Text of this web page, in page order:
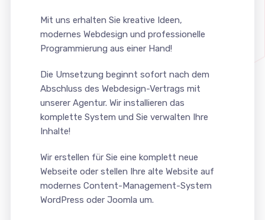
Mit uns erhalten Sie kreative Ideen,
modernes Webdesign und professionelle
Programmierung aus einer Hand!
Die Umsetzung beginnt sofort nach dem
Abschluss des Webdesign-Vertrags mit
unserer Agentur. Wir installieren das
komplette System und Sie verwalten Ihre
Inhalte!
Wir erstellen für Sie eine komplett neue
Webseite oder stellen Ihre alte Website auf
modernes Content-Management-System
WordPress oder Joomla um.